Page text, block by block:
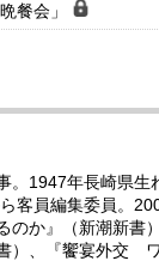
餐会」
1947年長崎県生
客員編集委員。
か』（新潮新書
）、『饗宴外交